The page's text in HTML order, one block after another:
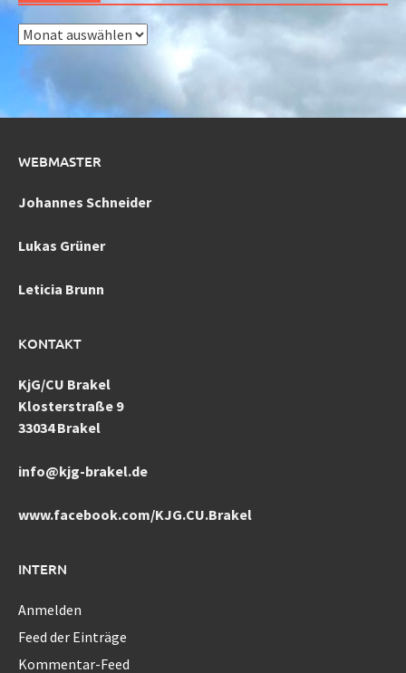
Archiv
WEBMASTER
Johannes Schneider
Lukas Grüner
Leticia Brunn
KONTAKT
KjG/CU Brakel
Klosterstraße 9
33034 Brakel
info@kjg-brakel.de
www.facebook.com/KJG.CU.Brakel
INTERN
Anmelden
Feed der Einträge
Kommentar-Feed